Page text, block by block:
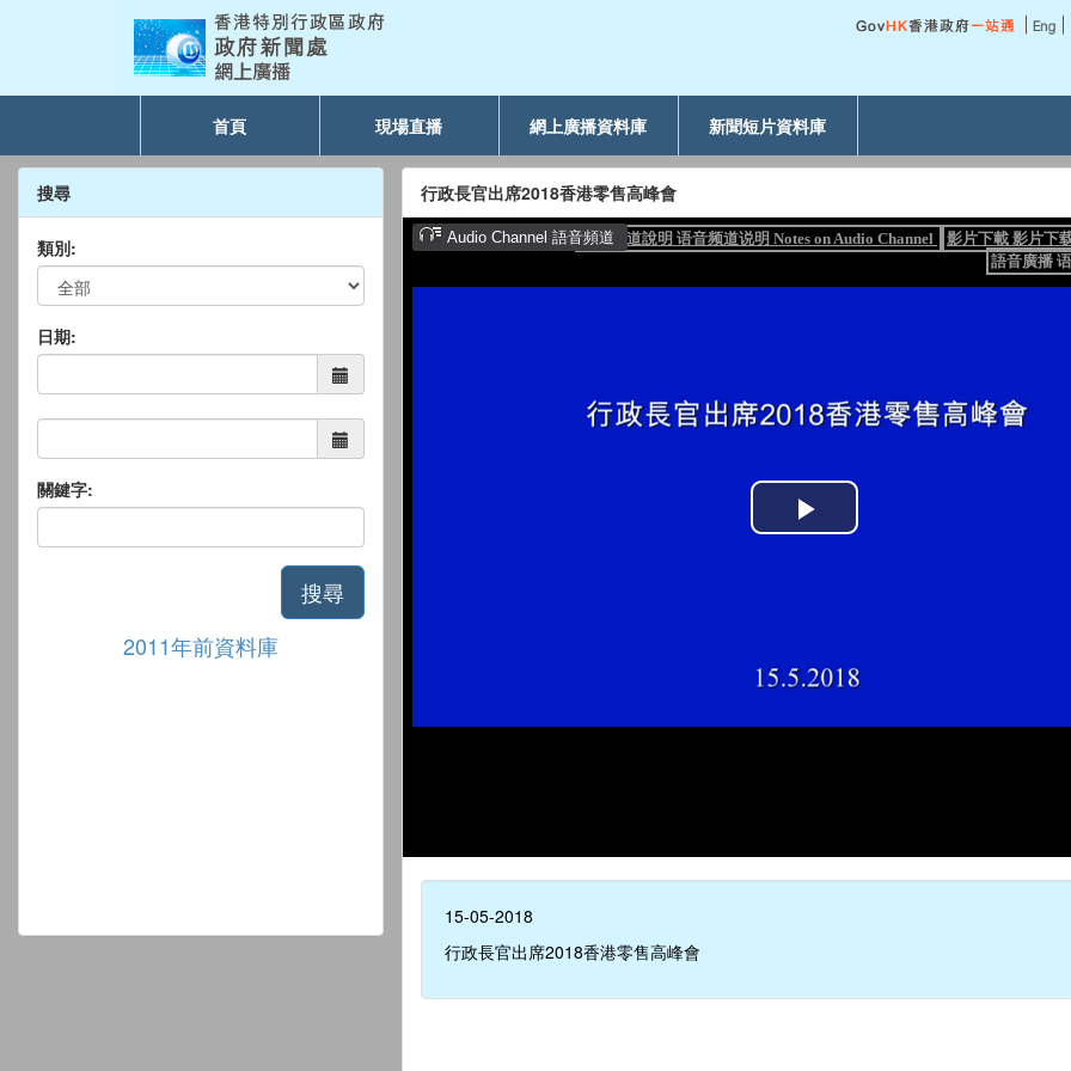
首頁 現場直播 網上廣播資料庫 新聞短片資料庫
搜尋
類別:
日期:
關鍵字:
搜尋
2011年前資料庫
行政長官出席2018香港零售高峰會
15-05-2018
行政長官出席2018香港零售高峰會